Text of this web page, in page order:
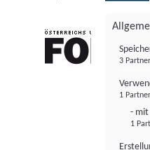
3 Partner
1 Partner
- mit
1
FONDS professionell